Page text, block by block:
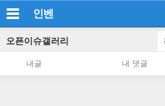
인벤
오픈이슈갤러리
내글 내 댓글